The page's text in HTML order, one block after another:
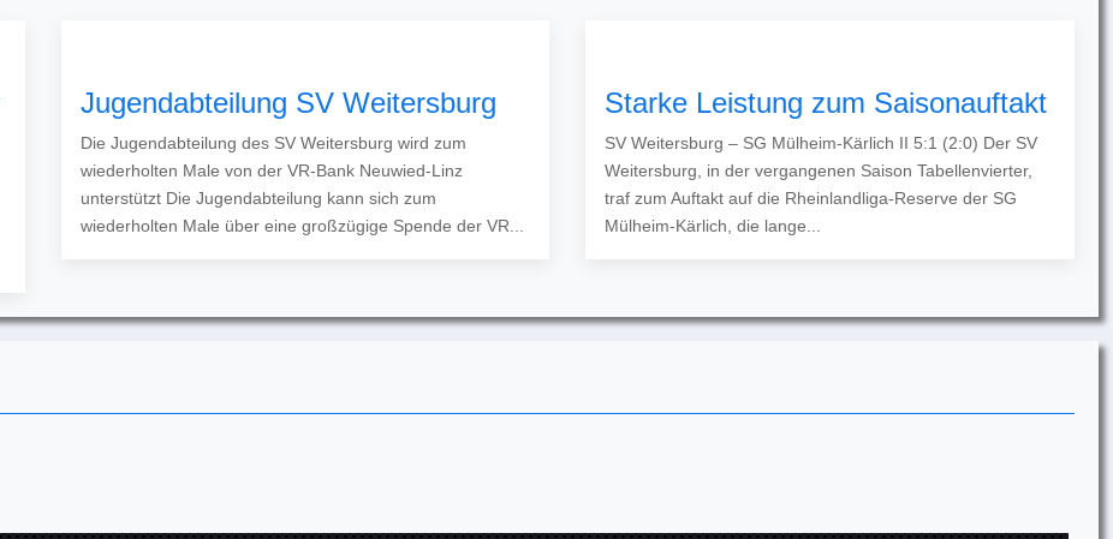
Jugendabteilung SV Weitersburg
Die Jugendabteilung des SV Weitersburg wird zum
wiederholten Male von der VR-Bank Neuwied-Linz
unterstützt Die Jugendabteilung kann sich zum
wiederholten Male über eine großzügige Spende der VR...
Starke Leistung zum Saisonauftakt
SV Weitersburg – SG Mülheim-Kärlich II 5:1 (2:0) Der SV
Weitersburg, in der vergangenen Saison Tabellenvierter,
traf zum Auftakt auf die Rheinlandliga-Reserve der SG
Mülheim-Kärlich, die lange...